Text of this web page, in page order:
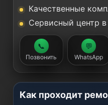
Качественные
Сервисный центр
📞
Позвонить
💬
WhatsApp
Как проходит